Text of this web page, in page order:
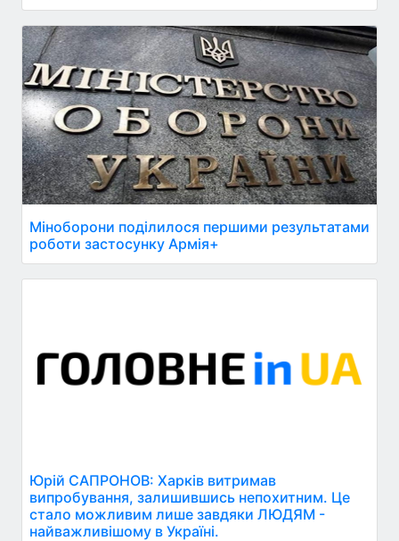
Міноборони поділилося першими результатами
роботи застосунку Армія+
Юрій САПРОНОВ: Харків витримав
випробування, залишившись непохитним. Це
стало можливим лише завдяки ЛЮДЯМ -
найважливішому в Україні.